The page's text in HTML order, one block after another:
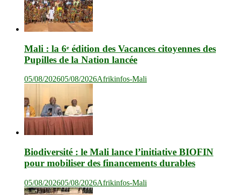
Mali : la 6ᵉ édition des Vacances citoyennes des
Pupilles de la Nation lancée
05/08/202605/08/2026Afrikinfos-Mali
Biodiversité : le Mali lance l’initiative BIOFIN
pour mobiliser des financements durables
05/08/202605/08/2026Afrikinfos-Mali